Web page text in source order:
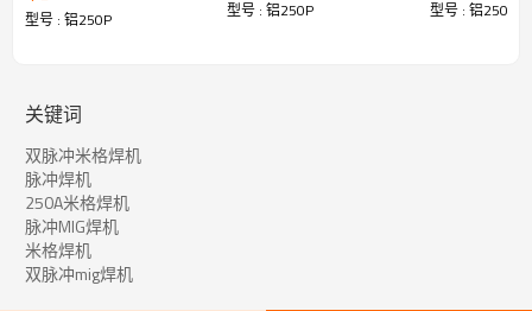
脉冲MIG工艺的工作原理是每个脉冲在电极末端形成一个熔融金属
飞溅很少或很少。
与GMAW金属转移的其他方式相比，对缺乏融合缺陷的抵抗力更
高。
优良的焊缝外观。
减少的热量引起的变形。
能够错位焊接。
降低氢气沉积。
减少电弧吹动的趋势。
适用于机器人和硬自动化应用程序。
型号 : 铝250P
MASTERTIG-250AC
型号 : 铝250P
MASTERTIG-
型号 : 铝250P
关键词
双脉冲米格焊机
脉冲焊机
250A米格焊机
脉冲MIG焊机
米格焊机
双脉冲mig焊机